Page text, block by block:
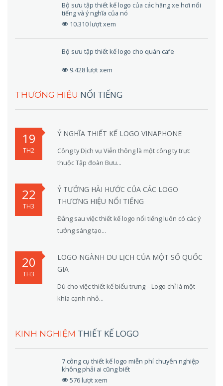
Bộ sưu tập thiết kế logo của các hãng xe hơi nổi
tiếng và ý nghĩa của nó
10.310 lượt xem
Bộ sưu tập thiết kế logo cho quán cafe
9.428 lượt xem
THƯƠNG HIỆU NỔI TIẾNG
19
TH2
Ý NGHĨA THIẾT KẾ LOGO VINAPHONE
Công ty Dịch vụ Viễn thông là một công ty trực
thuộc Tập đoàn Bưu...
22
TH3
Ý TƯỞNG HÀI HƯỚC CỦA CÁC LOGO
THƯƠNG HIỆU NỔI TIẾNG
Đằng sau việc thiết kế logo nổi tiếng luôn có các ý
tưởng sáng tạo...
20
TH3
LOGO NGÀNH DU LỊCH CỦA MỘT SỐ QUỐC
GIA
Dù cho việc thiết kế biểu trưng – Logo chỉ là một
khía cạnh nhỏ...
KINH NGHIỆM THIẾT KẾ LOGO
7 công cụ thiết kế logo miễn phí chuyên nghiệp
không phải ai cũng biết
576 lượt xem